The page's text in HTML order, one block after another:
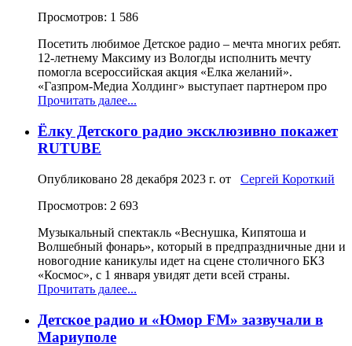
Просмотров: 1 586
Посетить любимое Детское радио – мечта многих ребят.
12-летнему Максиму из Вологды исполнить мечту
помогла всероссийская акция «Елка желаний».
«Газпром-Медиа Холдинг» выступает партнером про
Прочитать далее...
Ёлку Детского радио эксклюзивно покажет
RUTUBE
Опубликовано 28 декабря 2023 г. от Сергей Короткий
Просмотров: 2 693
Музыкальный спектакль «Веснушка, Кипятоша и
Волшебный фонарь», который в предпраздничные дни и
новогодние каникулы идет на сцене столичного БКЗ
«Космос», с 1 января увидят дети всей страны.
Прочитать далее...
Детское радио и «Юмор FM» зазвучали в
Мариуполе